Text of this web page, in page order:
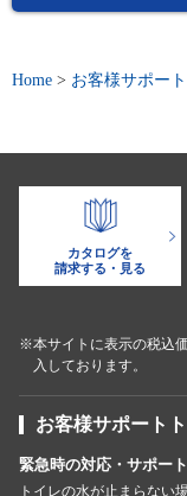
Home > お客様サポート
カタログを
請求する・見る
※本サイトに表示の税込
入しております。
お客様サポート
緊急時の対応・サポート
トイレの水が止まらない